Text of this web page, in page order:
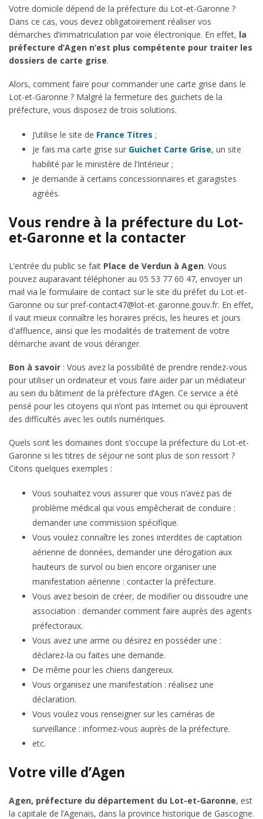
Votre domicile dépend de la préfecture du Lot-et-Garonne ?
Dans ce cas, vous devez obligatoirement réaliser vos
démarches d’immatriculation par voie électronique. En effet, la
préfecture d’Agen n’est plus compétente pour traiter les
dossiers de carte grise.
Alors, comment faire pour commander une carte grise dans le
Lot-et-Garonne ? Malgré la fermeture des guichets de la
préfecture, vous disposez de trois solutions.
J’utilise le site de France Titres ;
Je fais ma carte grise sur Guichet Carte Grise, un site
habilité par le ministère de l’Intérieur ;
Je demande à certains concessionnaires et garagistes
agréés.
Vous rendre à la préfecture du Lot-
et-Garonne et la contacter
L’entrée du public se fait Place de Verdun à Agen. Vous
pouvez auparavant téléphoner au 05 53 77 60 47, envoyer un
mail via le formulaire de contact sur le site du préfet du Lot-et-
Garonne ou sur pref-contact47@lot-et-garonne.gouv.fr. En effet,
il vaut mieux connaître les horaires précis, les heures et jours
d'affluence, ainsi que les modalités de traitement de votre
démarche avant de vous déranger.
Bon à savoir : Vous avez la possibilité de prendre rendez-vous
pour utiliser un ordinateur et vous faire aider par un médiateur
au sein du bâtiment de la préfecture d’Agen. Ce service a été
pensé pour les citoyens qui n’ont pas Internet ou qui éprouvent
des difficultés avec les outils numériques.
Quels sont les domaines dont s’occupe la préfecture du Lot-et-
Garonne si les titres de séjour ne sont plus de son ressort ?
Citons quelques exemples :
Vous souhaitez vous assurer que vous n’avez pas de
problème médical qui vous empêcherait de conduire :
demander une commission spécifique.
Vous voulez connaître les zones interdites de captation
aérienne de données, demander une dérogation aux
hauteurs de survol ou bien encore organiser une
manifestation aérienne : contacter la préfecture.
Vous avez besoin de créer, de modifier ou dissoudre une
association : demander comment faire auprès des agents
préfectoraux.
Vous avez une arme ou désirez en posséder une :
déclarez-la ou faites une demande.
De même pour les chiens dangereux.
Vous organisez une manifestation : réalisez une
déclaration.
Vous voulez vous renseigner sur les caméras de
surveillance : informez-vous auprès de la préfecture.
etc.
Votre ville d’Agen
Agen, préfecture du département du Lot-et-Garonne, est
la capitale de l’Agenais, dans la province historique de Gascogne.